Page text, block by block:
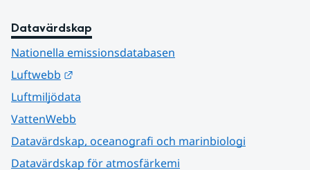
Datavärdskap
Nationella emissionsdatabasen
Luftwebb
Luftmiljödata
VattenWebb
Datavärdskap, oceanografi och marinbiologi
Datavärdskap för atmosfärkemi